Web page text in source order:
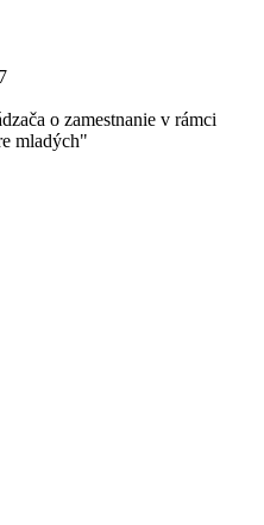
o zamestnanie v rámci
mladých"